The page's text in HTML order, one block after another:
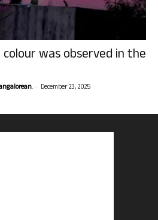
was observed in the
- December 23, 2025